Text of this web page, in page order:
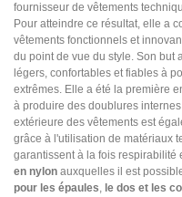
fournisseur de vêtements
Pour atteindre ce résultat, elle a
vêtements fonctionnels et
du point de vue du style. Son but
légers, confortables et fiables à
extrêmes. Elle a été la première
à produire des doublures
extérieure des vêtements est
grâce à l'utilisation de matériaux
garantissent à la fois respirabilité
en nylon auxquelles il est
pour les épaules, le dos et les